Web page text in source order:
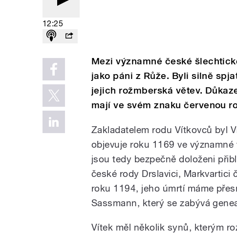
12:25
Mezi významné české
jako páni z Růže. Byli silně
jejich rožmberská větev.
mají ve svém znaku červenou
Zakladatelem rodu Vítkovců byl
objevuje roku 1169 ve
jsou tedy bezpečně doloženi
české rody Drslavici, Markvartici
roku 1194, jeho úmrtí máme
Sassmann, který se zabývá
Vítek měl několik synů, kterým